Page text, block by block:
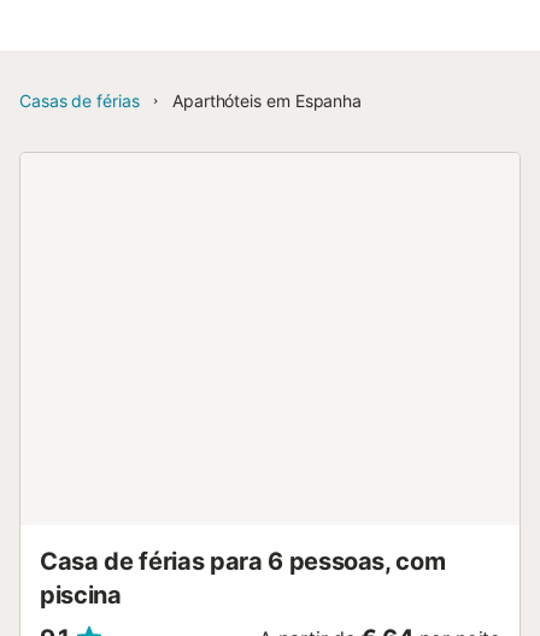
Casas de férias Aparthóteis em Espanha
Casa de férias para 6 pessoas, com
piscina